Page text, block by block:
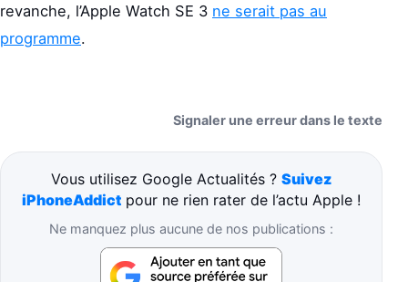
revanche, l’Apple Watch SE 3 ne serait pas au
programme.
Signaler une erreur dans le texte
Vous utilisez Google Actualités ? Suivez
iPhoneAddict pour ne rien rater de l’actu Apple !
Ne manquez plus aucune de nos publications :